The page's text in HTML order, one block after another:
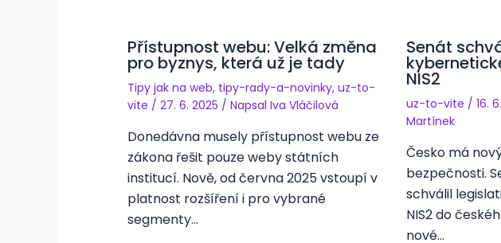
Přístupnost webu: Velká změna
pro byznys, která už je tady
Tipy jak na web, tipy-rady-a-novinky, uz-to-
vite / 27. 6. 2025 / Napsal Iva Vláčilová
Donedávna musely přístupnost webu ze
zákona řešit pouze weby státních
institucí. Nově, od června 2025 vstoupí v
platnost rozšíření i pro vybrané
segmenty…
Senát
NIS2
uz-to-vite / 16.
Martínek
Česko má
bezpečnosti.
schválil
NIS2 do
nové…